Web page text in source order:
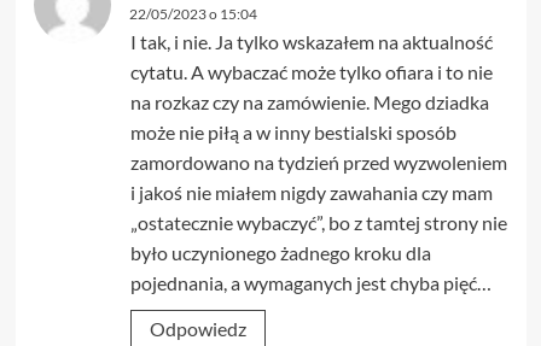
22/05/2023 o 15:04
I tak, i nie. Ja tylko wskazałem na aktualność
cytatu. A wybaczać może tylko ofiara i to nie
na rozkaz czy na zamówienie. Mego dziadka
może nie piłą a w inny bestialski sposób
zamordowano na tydzień przed wyzwoleniem
i jakoś nie miałem nigdy zawahania czy mam
„ostatecznie wybaczyć”, bo z tamtej strony nie
było uczynionego żadnego kroku dla
pojednania, a wymaganych jest chyba pięć…
Odpowiedz